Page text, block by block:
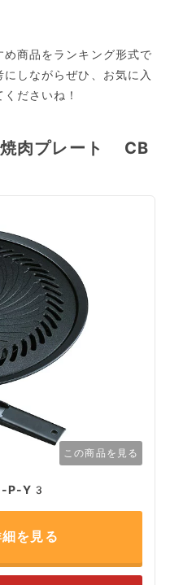
商品をランキング形式で
しながらぜひ、お気に入
ださいね！
肉プレート CB
この商品を見る
P-Y3
を見る